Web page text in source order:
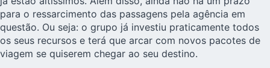
para o ressarcimento das passagens pela agência em
questão. Ou seja: o grupo já investiu praticamente todos
os seus recursos e terá que arcar com novos pacotes de
viagem se quiserem chegar ao seu destino.